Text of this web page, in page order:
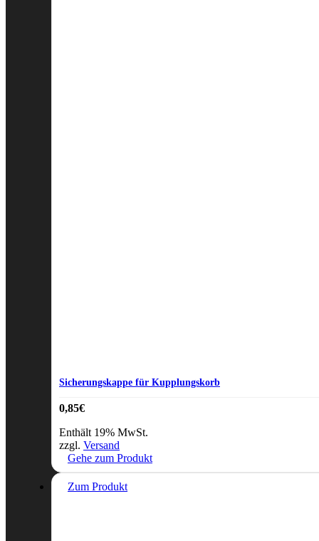
Sicherungskappe für Kupplungskorb
0,85€
Enthält 19% MwSt.
zzgl. Versand
Gehe zum Produkt
Zum Produkt